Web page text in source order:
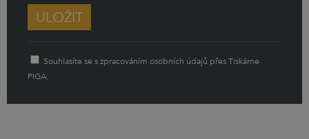
ULOŽIT
Souhlasíte se s zpracováním osobních údajů přes Tiskárne
PIGA.